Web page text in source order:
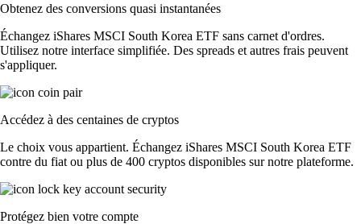
Obtenez des conversions quasi instantanées
Échangez iShares MSCI South Korea ETF sans carnet d'ordres.
Utilisez notre interface simplifiée. Des spreads et autres frais peuvent
s'appliquer.
Accédez à des centaines de cryptos
Le choix vous appartient. Échangez iShares MSCI South Korea ETF
contre du fiat ou plus de 400 cryptos disponibles sur notre plateforme.
Protégez bien votre compte